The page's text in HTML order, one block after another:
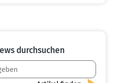
durch­suchen